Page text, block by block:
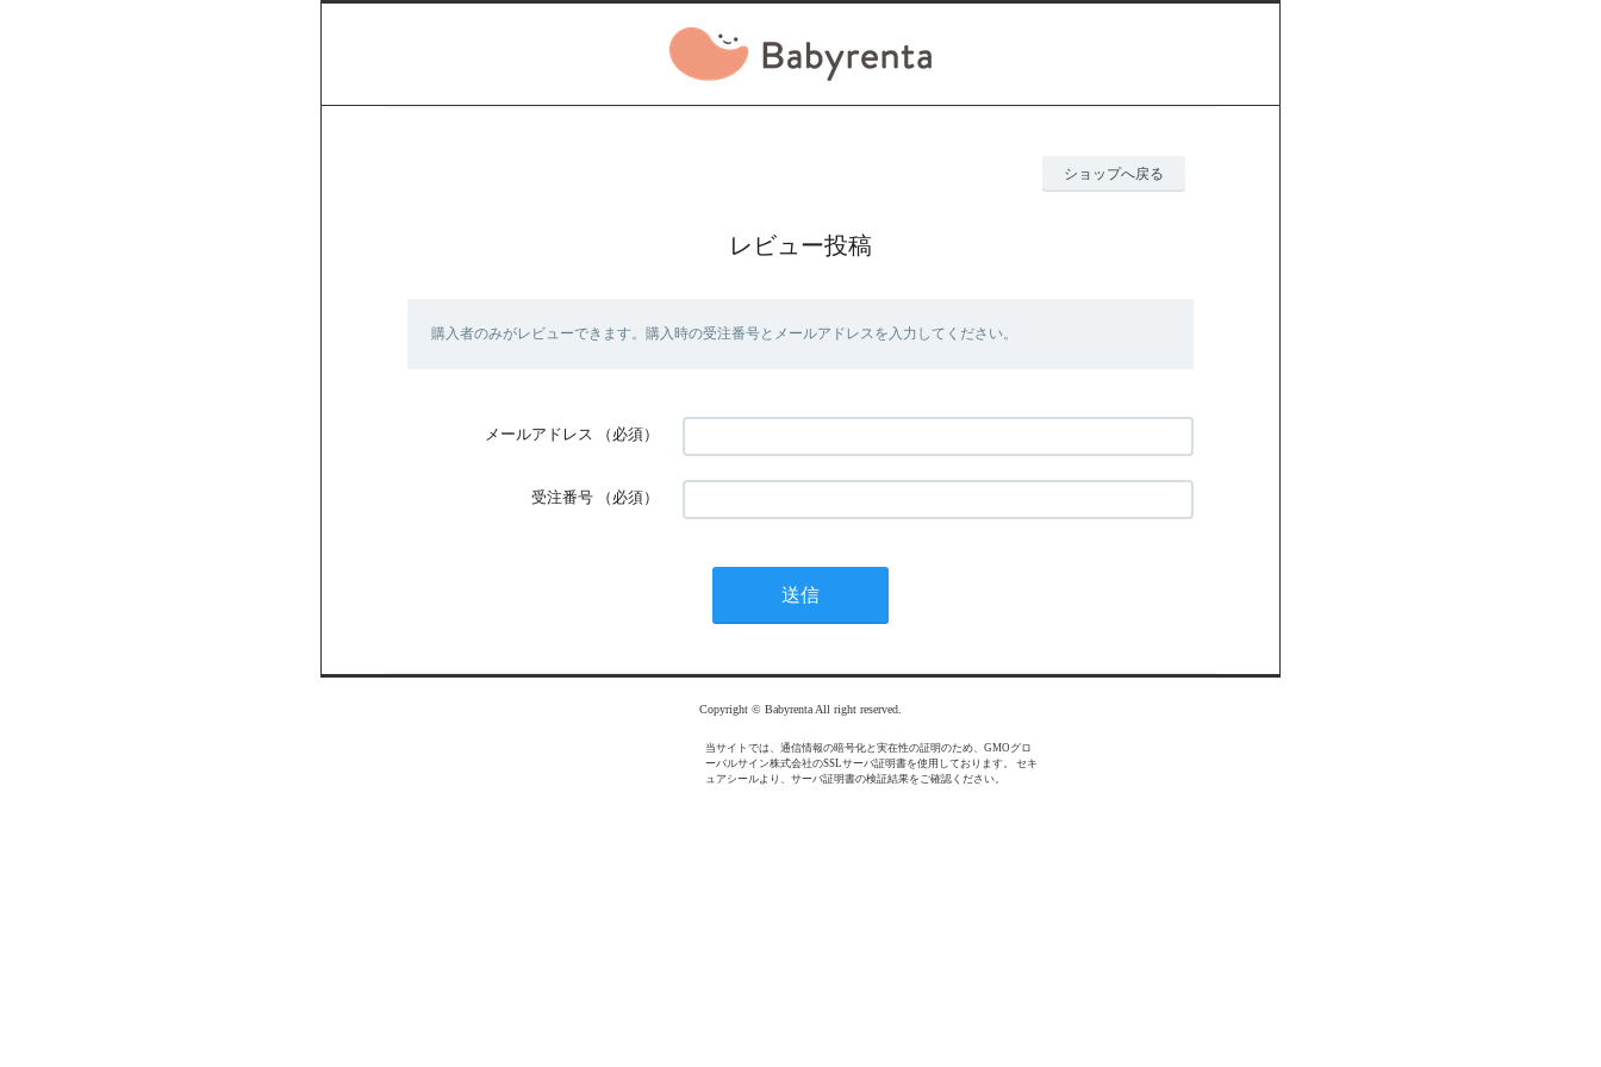
ショップへ戻る
レビュー投稿
購入者のみがレビューできます。購入時の受注番号とメールアドレスを入力してください。
メールアドレス （必須）
受注番号 （必須）
Copyright © Babyrenta All right reserved.
当サイトでは、通信情報の暗号化と実在性の証明のため、GMOグロ
ーバルサイン株式会社のSSLサーバ証明書を使用しております。 セキ
ュアシールより、サーバ証明書の検証結果をご確認ください。